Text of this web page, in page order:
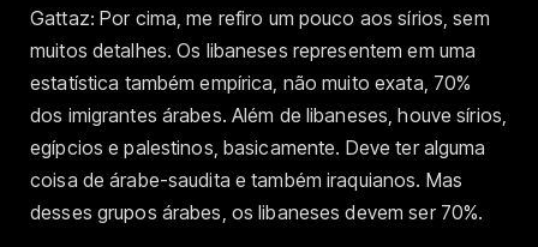
Gattaz: Por cima, me refiro um pouco aos sírios, sem
muitos detalhes. Os libaneses representem em uma
estatística também empírica, não muito exata, 70%
dos imigrantes árabes. Além de libaneses, houve sírios,
egípcios e palestinos, basicamente. Deve ter alguma
coisa de árabe-saudita e também iraquianos. Mas
desses grupos árabes, os libaneses devem ser 70%.